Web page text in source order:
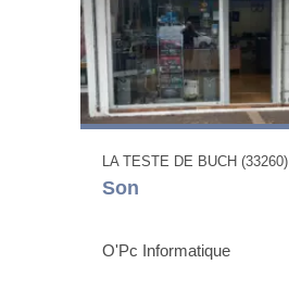
LA TESTE DE BUCH (33260)
Son
O'Pc Informatique